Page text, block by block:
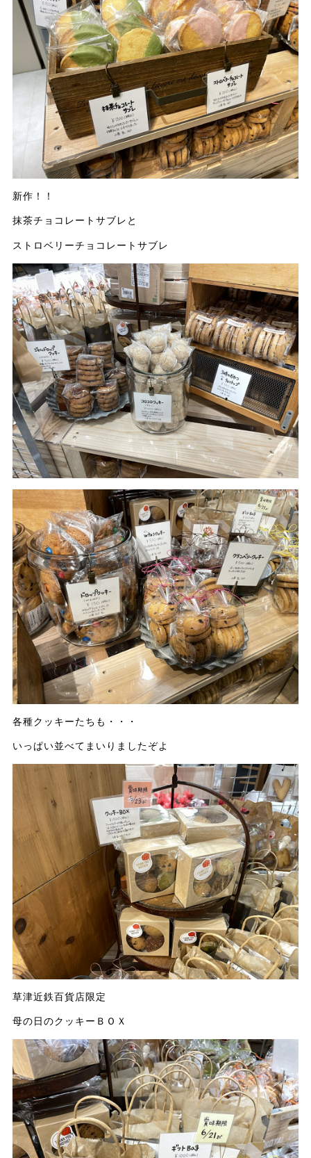
新作！！
抹茶チョコレートサブレと
ストロベリーチョコレートサブレ
各種クッキーたちも・・・
いっぱい並べてまいりましたぞよ
草津近鉄百貨店限定
母の日のクッキーＢＯＸ